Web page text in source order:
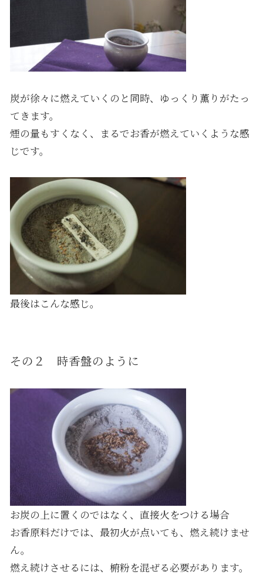
炭が徐々に燃えていくのと同時、ゆっくり薫りがたっ
てきます。
煙の量もすくなく、まるでお香が燃えていくような感
じです。
最後はこんな感じ。
その２ 時香盤のように
お炭の上に置くのではなく、直接火をつける場合
お香原料だけでは、最初火が点いても、燃え続けませ
ん。
燃え続けさせるには、椨粉を混ぜる必要があります。